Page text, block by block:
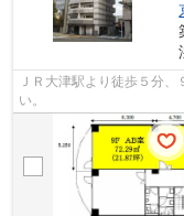
ＪＲ大津駅より徒歩５分
い。